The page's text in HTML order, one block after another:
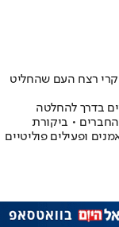
רצח העם שהחליט
בדרך להחלטה
• ביקורת
ופעילים פוליטיים